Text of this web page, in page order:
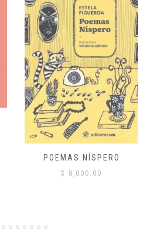
POEMAS NÍSPERO
$ 8,000.00